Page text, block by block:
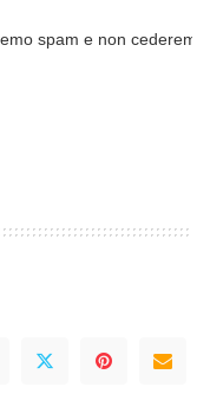
spam e non